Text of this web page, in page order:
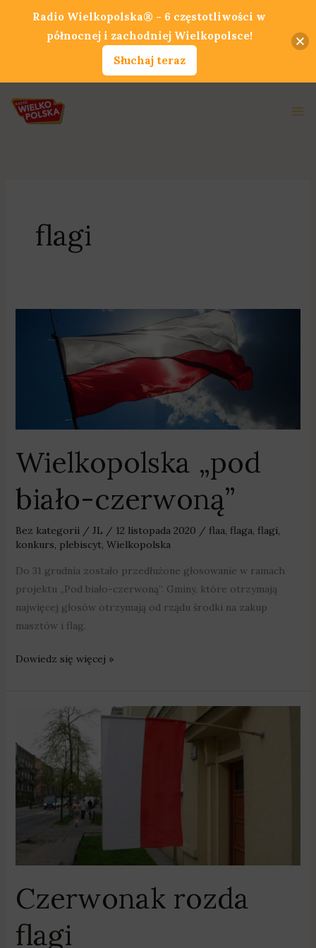
flagi
Wielkopolska „pod
biało-czerwoną”
Bez kategorii/ JL / 12 listopada 2020 / flaa, flaga, flagi,
konkurs, plebiscyt, Wielkopolska
Do 31 grudnia zostało przedłużone głosowanie w ramach
projektu „Pod biało-czerwoną”. Gminy, które otrzymają
najwięcej głosów otrzymają od rządu środki na zakup
masztów i flag.
czerwoną”
Dowiedz się więcej »
Czerwonak rozda
flagi
Czerwonak
flagi
Radio Wielkopolska® - 6 częstotliwości w
północnej i zachodniej Wielkopolsce!
Słuchaj teraz